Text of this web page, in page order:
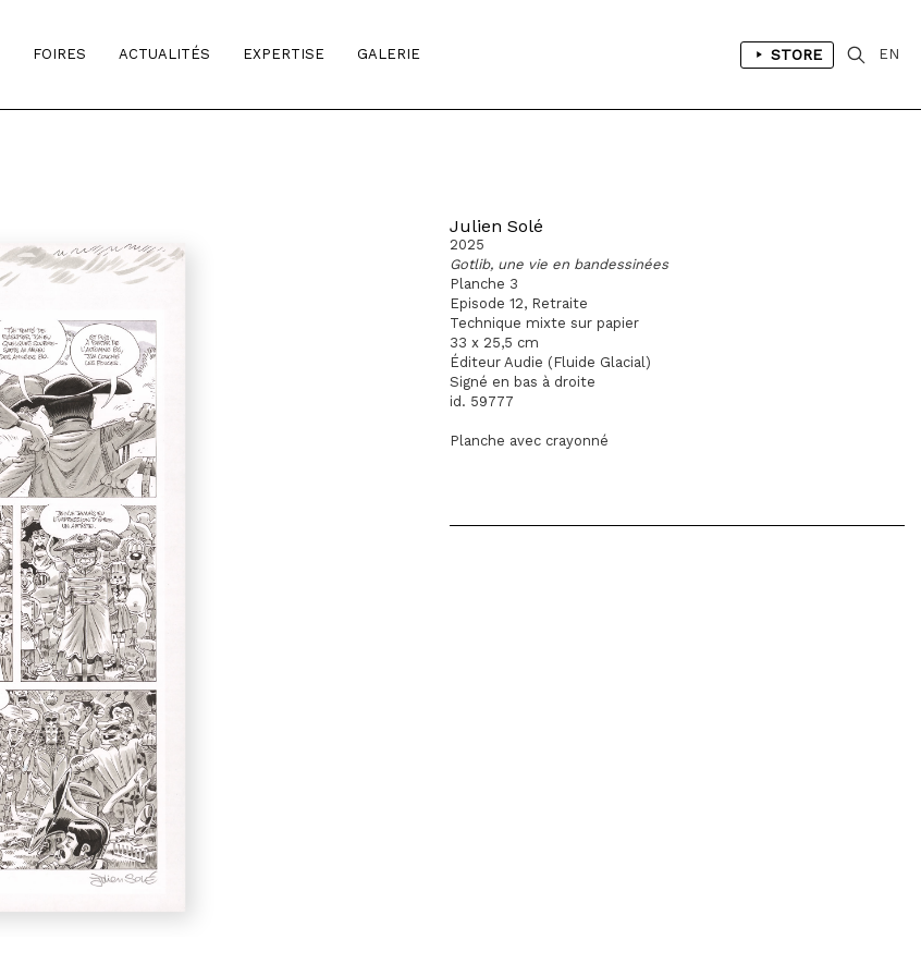
FOIRES ACTUALITÉS EXPERTISE GALERIE STORE EN
Julien Solé
2025
Gotlib, une vie en bandessinées
Planche 3
Episode 12, Retraite
Technique mixte sur papier
33 x 25,5 cm
Éditeur Audie (Fluide Glacial)
Signé en bas à droite
id. 59777
Planche avec crayonné